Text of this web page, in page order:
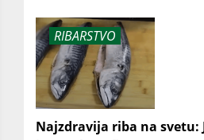
RIBARSTVO
Najzdravija riba na svetu: